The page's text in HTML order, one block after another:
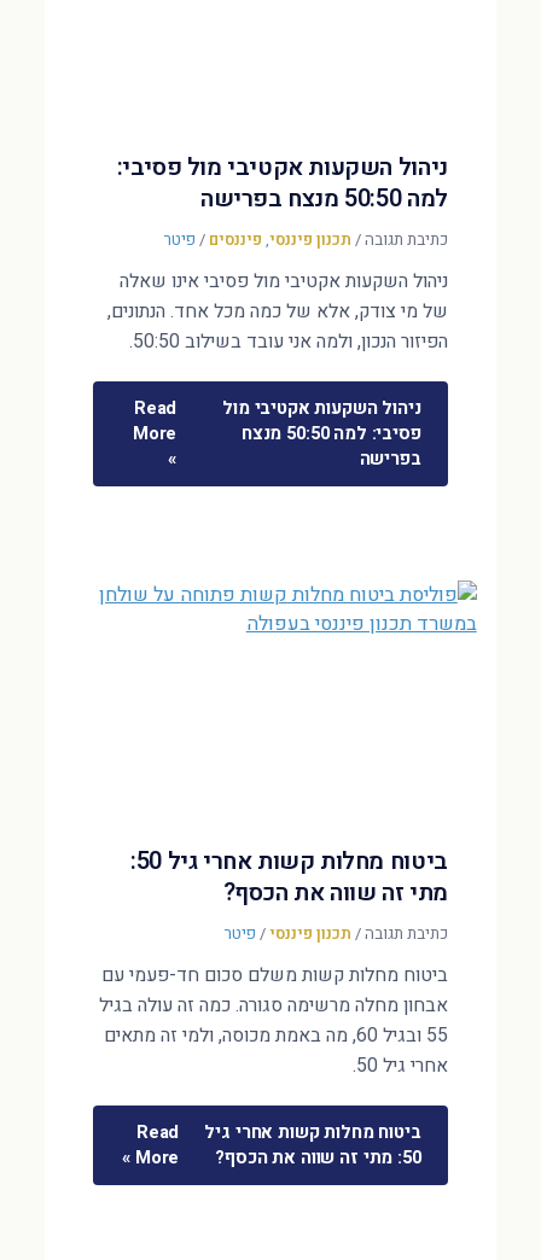
ניהול השקעות אקטיבי מול פסיבי:
למה 50:50 מנצח בפרישה
כתיבת תגובה/ תכנון פיננסי, פיננסים / פיטר
ניהול השקעות אקטיבי מול פסיבי אינו שאלה
של מי צודק, אלא של כמה מכל אחד. הנתונים,
הפיזור הנכון, ולמה אני עובד בשילוב 50:50.
ניהול השקעות אקטיבי מול
פסיבי: למה 50:50 מנצח
בפרישה
Read
More
»
ביטוח מחלות קשות אחרי גיל 50:
מתי זה שווה את הכסף?
כתיבת תגובה/ תכנון פיננסי/ פיטר
ביטוח מחלות קשות משלם סכום חד-פעמי עם
אבחון מחלה מרשימה סגורה. כמה זה עולה בגיל
55 ובגיל 60, מה באמת מכוסה, ולמי זה מתאים
אחרי גיל 50.
ביטוח מחלות קשות אחרי גיל
50: מתי זה שווה את הכסף?
Read
More »